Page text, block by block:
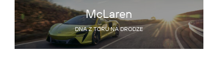
McLaren
DNA Z TORU NA DRODZE